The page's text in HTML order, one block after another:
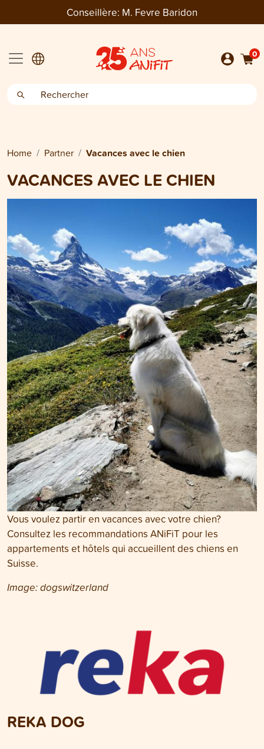
Conseillère: M. Fevre Baridon
0
Home Partner Vacances avec le chien
VACANCES AVEC LE CHIEN
Vous voulez partir en vacances avec votre chien?
Consultez les recommandations ANiFiT pour les
appartements et hôtels qui accueillent des chiens en
Suisse.
Image: dogswitzerland
REKA DOG